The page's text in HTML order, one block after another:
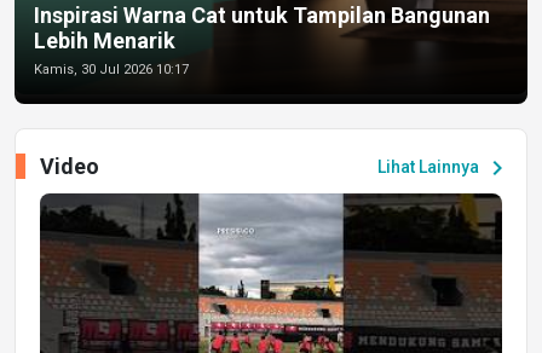
Inspirasi Warna Cat untuk Tampilan Bangunan
Lebih Menarik
Kamis, 30 Jul 2026 10:17
Lihat Lainnya chevron_right
Video